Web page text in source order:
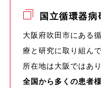
国立循環器
大阪府吹田市にある
療と研究に取り組ん
所在地は大阪ではあ
全国から多くの患者